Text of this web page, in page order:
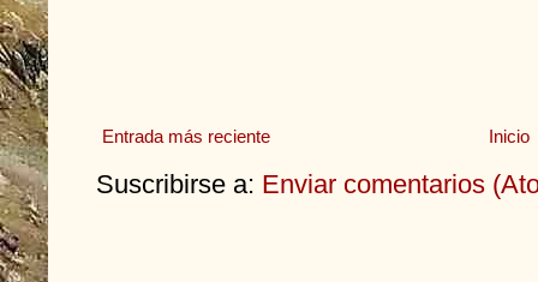
Entrada más reciente Inicio
Suscribirse a: Enviar comentarios